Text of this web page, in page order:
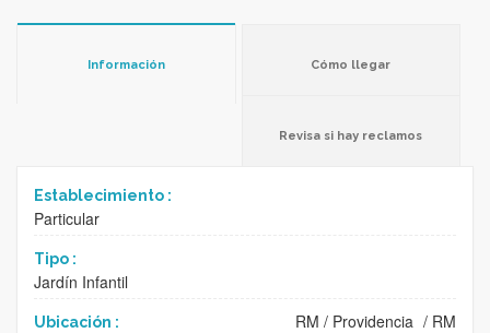
Información Cómo llegar
Revisa si hay reclamos
Establecimiento :
Particular
Tipo :
Jardín Infantil
Ubicación : RM / Providencia / RM